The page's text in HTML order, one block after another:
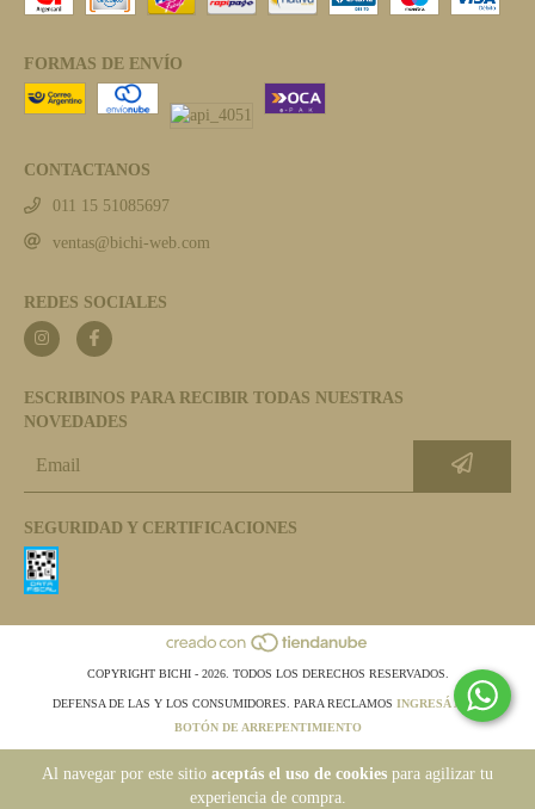
Al navegar por este sitio aceptás el uso de cookies para agilizar tu
experiencia de compra.
FORMAS DE ENVÍO
CONTACTANOS
011 15 51085697
ventas@bichi-web.com
REDES SOCIALES
ESCRIBINOS PARA RECIBIR TODAS NUESTRAS
NOVEDADES
SEGURIDAD Y CERTIFICACIONES
COPYRIGHT BICHI - 2026. TODOS LOS DERECHOS RESERVADOS.
DEFENSA DE LAS Y LOS CONSUMIDORES. PARA RECLAMOS INGRESÁ ACÁ.
BOTÓN DE ARREPENTIMIENTO